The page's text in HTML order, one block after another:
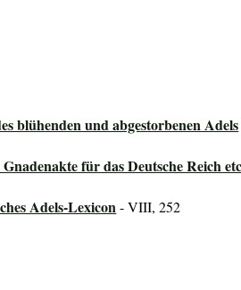
blühenden und abgestorbenen Adels
für das Deutsche Reich
Adels-Lexicon- VIII, 252